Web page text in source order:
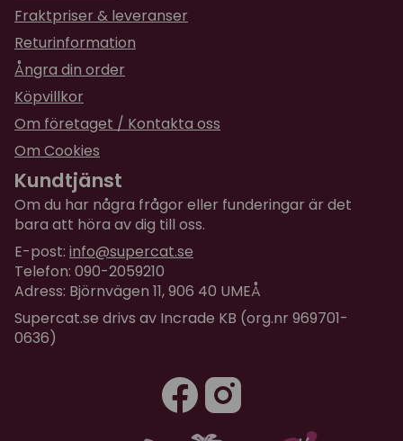
Fraktpriser & leveranser
Returinformation
Ångra din order
Köpvillkor
Om företaget / Kontakta oss
Om Cookies
Kundtjänst
Om du har några frågor eller funderingar är det
bara att höra av dig till oss.
E-post: info@supercat.se
Telefon: 090-2059210
Adress: Björnvägen 11, 906 40 UMEÅ
Supercat.se drivs av Incrade KB (org.nr 969701-
0636)